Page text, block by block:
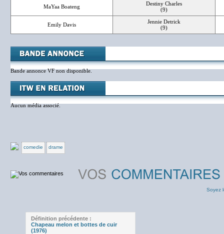
MaYaa Boateng
Destiny Charles
(9)
Emily Davis
Jennie Detrick
(9)
Bande annonce VF non disponible.
Aucun média associé.
comedie drame
Soyez
Définition précédente :
Chapeau melon et bottes de cuir
(1976)